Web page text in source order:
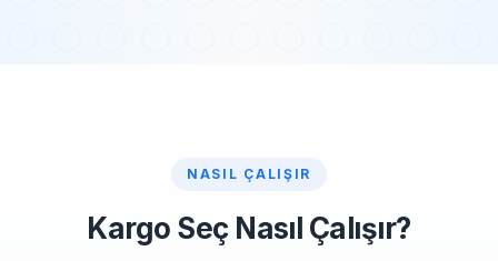
NASIL ÇALIŞIR
Kargo Seç Nasıl Çalışır?